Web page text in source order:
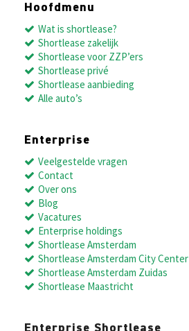
Hoofdmenu
Wat is shortlease?
Shortlease zakelijk
Shortlease voor ZZP’ers
Shortlease privé
Shortlease aanbieding
Alle auto’s
Enterprise
Veelgestelde vragen
Contact
Over ons
Blog
Vacatures
Enterprise holdings
Shortlease Amsterdam
Shortlease Amsterdam City Center
Shortlease Amsterdam Zuidas
Shortlease Maastricht
Enterprise Shortlease